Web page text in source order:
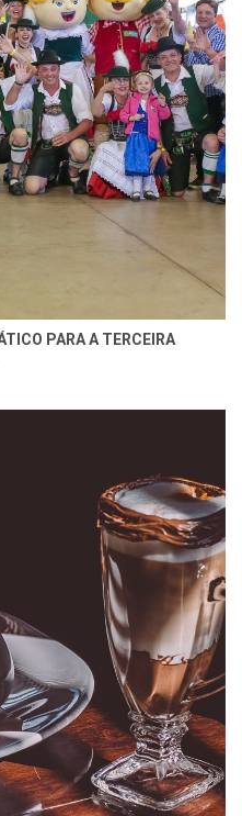
PARA A TERCEIRA